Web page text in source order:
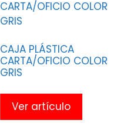
CAJA PLÁSTICA
CARTA/OFICIO COLOR
GRIS
Ver artículo